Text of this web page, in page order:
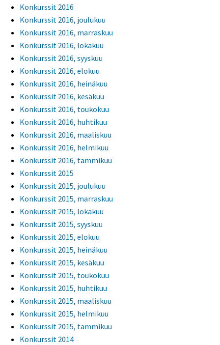
Konkurssit 2016
Konkurssit 2016, joulukuu
Konkurssit 2016, marraskuu
Konkurssit 2016, lokakuu
Konkurssit 2016, syyskuu
Konkurssit 2016, elokuu
Konkurssit 2016, heinäkuu
Konkurssit 2016, kesäkuu
Konkurssit 2016, toukokuu
Konkurssit 2016, huhtikuu
Konkurssit 2016, maaliskuu
Konkurssit 2016, helmikuu
Konkurssit 2016, tammikuu
Konkurssit 2015
Konkurssit 2015, joulukuu
Konkurssit 2015, marraskuu
Konkurssit 2015, lokakuu
Konkurssit 2015, syyskuu
Konkurssit 2015, elokuu
Konkurssit 2015, heinäkuu
Konkurssit 2015, kesäkuu
Konkurssit 2015, toukokuu
Konkurssit 2015, huhtikuu
Konkurssit 2015, maaliskuu
Konkurssit 2015, helmikuu
Konkurssit 2015, tammikuu
Konkurssit 2014